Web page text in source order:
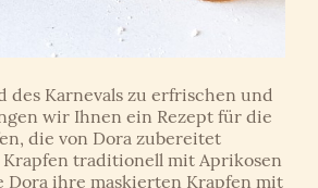
des Karnevals zu erfrischen und
wir Ihnen ein Rezept für die
die von Dora zubereitet
traditionell mit Aprikosen
Dora ihre maskierten Krapfen mit